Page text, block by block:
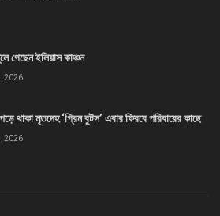
গেছেন ইলিয়াস কাঞ্চন
2026
থাকা মৃতদেহ ‘গ্রিন বুটস’ এবার ফিরবে পরিবারের কাছে
2026